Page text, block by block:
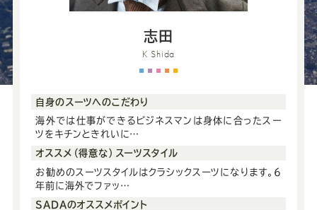
の
公
式
SADA
の
公
式
SADA
の
公
式
ツ
SADA
公
志田
K Shida
自身のスーツへのこだわり
海外では仕事ができるビジネスマンは身体に合ったスー
ツをキチンときれいに…
オススメ（得意な）スーツスタイル
お勧めのスーツスタイルはクラシックスーツになります。6
年前に海外でファッ…
SADAのオススメポイント